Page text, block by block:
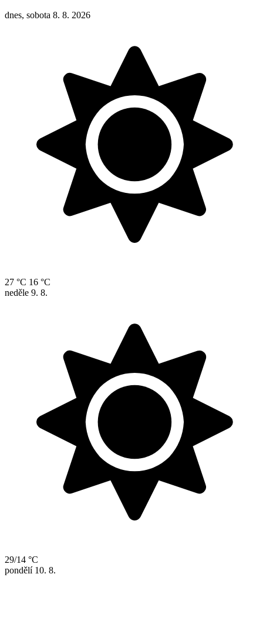
dnes, sobota 8. 8. 2026
27 °C 16 °C
neděle 9. 8.
29/14 °C
pondělí 10. 8.